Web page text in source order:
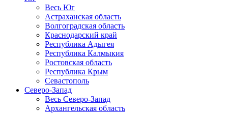
Весь Юг
Астраханская область
Волгоградская область
Краснодарский край
Республика Адыгея
Республика Калмыкия
Ростовская область
Республика Крым
Севастополь
Северо-Запад
Весь Северо-Запад
Архангельская область